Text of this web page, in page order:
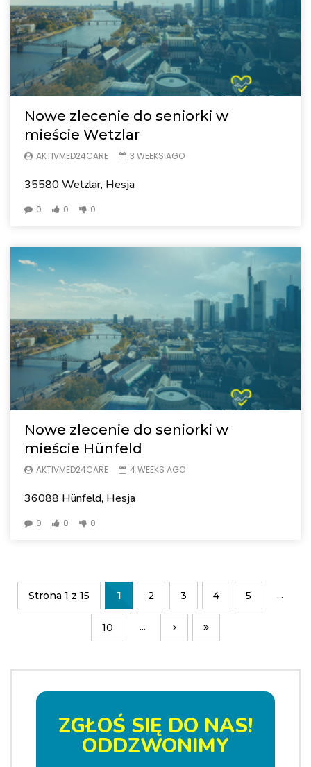
Nowe zlecenie do seniorki w
mieście Wetzlar
AKTIVMED24CARE 3 WEEKS AGO
35580 Wetzlar, Hesja
0 0 0
Nowe zlecenie do seniorki w
mieście Hünfeld
AKTIVMED24CARE 4 WEEKS AGO
36088 Hünfeld, Hesja
0 0 0
Strona 1 z 15 1 2 3 4 5 ...
10 ...
ZGŁOŚ SIĘ DO NAS!
ODDZWONIMY